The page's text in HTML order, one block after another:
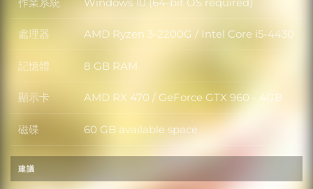
作業系統
處理器 處理器
AMD Ryzen 3-2200G / Intel Core i5-4430
記憶體 記憶體
8 GB RAM
顯示卡 顯示卡
AMD RX 470 / GeForce GTX 960 - 4GB
磁碟 磁碟
60 GB available space
建議